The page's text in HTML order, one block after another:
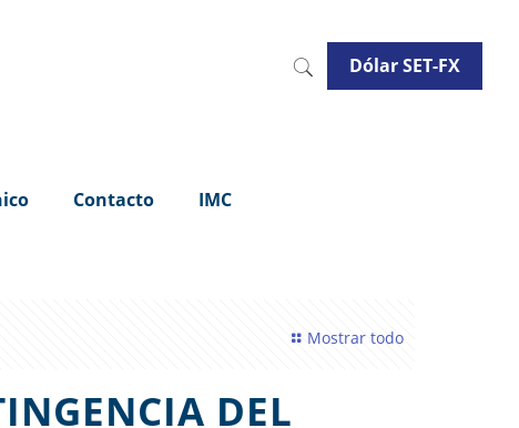
Contacto IMC
Dólar SET-FX
Mostrar todo
DEL